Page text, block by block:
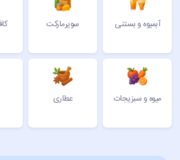
آبمیوه و بستنی سوپرمارکت
میوه و سبزیجات عطاری